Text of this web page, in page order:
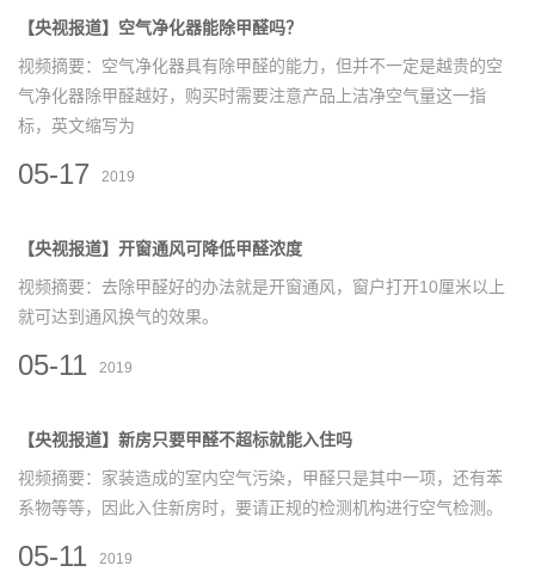
【央视报道】空气净化器能除甲醛吗？
视频摘要：空气净化器具有除甲醛的能力，但并不一定是越贵的空
气净化器除甲醛越好，购买时需要注意产品上洁净空气量这一指
标，英文缩写为
05-17 2019
【央视报道】开窗通风可降低甲醛浓度
视频摘要：去除甲醛好的办法就是开窗通风，窗户打开10厘米以上
就可达到通风换气的效果。
05-11 2019
【央视报道】新房只要甲醛不超标就能入住吗
视频摘要：家装造成的室内空气污染，甲醛只是其中一项，还有苯
系物等等，因此入住新房时，要请正规的检测机构进行空气检测。
05-11 2019